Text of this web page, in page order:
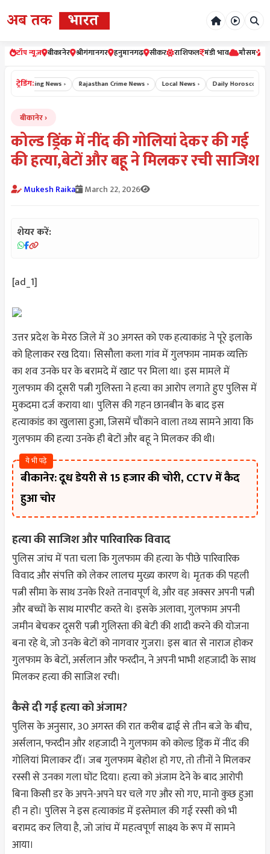
टॉप न्यूज़ बीकानेर श्रीगंगानगर हनुमानगढ़ सीकर राशिफल मंडी भाव मौसम
ट्रेडिंग:
Breaking News › Rajasthan Crime News › Local News › Daily Horoscope
बीकानेर
कोल्ड ड्रिंक में नींद की गोलियां देकर की गई
की हत्या,बेटों और बहू ने मिलकर रची साजिश
Mukesh Raika March 22, 2026
शेयर करें:
[ad_1]
उत्तर प्रदेश के मेरठ जिले में 30 अगस्त को एक हत्याकांड ने पूरे इलाके
को हिलाकर रख दिया। सिसौला कला गांव में गुलफाम नामक व्यक्ति
का शव उनके घर के बरामदे में खाट पर मिला था। इस मामले में
गुलफाम की दूसरी पत्नी गुलिस्ता ने हत्या का आरोप लगाते हुए पुलिस में
मुकदमा दर्ज कराया था। पुलिस की गहन छानबीन के बाद इस
हत्याकांड का खुलासा हुआ, जिसमें चौंकाने वाला तथ्य सामने आया कि
गुलफाम की हत्या उनके ही बेटों और बहू ने मिलकर की थी।
ये भी पढ़े
बीकानेर: दूध डेयरी से 15 हजार की चोरी, CCTV में कैद
हुआ चोर
हत्या की साजिश और पारिवारिक विवाद
पुलिस जांच में पता चला कि गुलफाम की हत्या के पीछे पारिवारिक
विवाद और संपत्ति को लेकर लालच मुख्य कारण थे। मृतक की पहली
पत्नी सीमा के साथ उनके रिश्ते तनावपूर्ण थे, और वह अक्सर अपनी पत्नी
और बच्चों के साथ मारपीट करते थे। इसके अलावा, गुलफाम अपनी
जमीन बेचकर दूसरी पत्नी गुलिस्ता की बेटी की शादी करने की योजना
बना रहे थे, जो उनके बेटों को नागवार गुजरा। इस बात से नाराज होकर
गुलफाम के बेटों, अर्सलान और फरदीन, ने अपनी भाभी शहजादी के साथ
मिलकर हत्या की साजिश रची।
कैसे दी गई हत्या को अंजाम?
पुलिस के अनुसार, 30 अगस्त की रात करीब ढाई से तीन बजे के बीच,
अर्सलान, फरदीन और शहजादी ने गुलफाम को कोल्ड ड्रिंक में नींद की
गोलियां मिलाकर दीं। जब गुलफाम बेहोश हो गए, तो तीनों ने मिलकर
रस्सी से उनका गला घोंट दिया। हत्या को अंजाम देने के बाद आरोपी
बिना किसी डर के अपने-अपने घर चले गए और सो गए, मानो कुछ हुआ
ही न हो। पुलिस ने इस हत्याकांड में इस्तेमाल की गई रस्सी को भी
बरामद कर लिया है, जो जांच में महत्वपूर्ण साक्ष्य के रूप में सामने
आया।